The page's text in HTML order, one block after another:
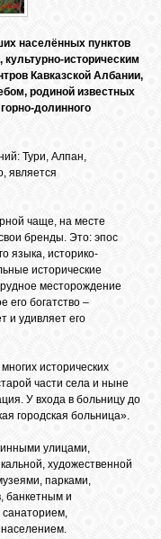
населённых пунктов
историческим
Кавказской Албании,
родиной известных
долинного
Тури, Алпан,
является
чаще, на месте
бренды. Это: эпос
языка, историко-
исторические
месторождение
его богатство –
и удивляет его
исторических
части села и ныне
У входа в больницу до
городская больница».
улицами,
художественной
парками,
банкетным и